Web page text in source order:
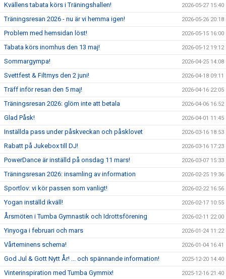
Kvällens tabata körs i Träningshallen! 2026-05-27 15:40
Träningsresan 2026 - nu är vi hemma igen! 2026-05-26 20:18
Problem med hemsidan löst! 2026-05-15 16:00
Tabata körs inomhus den 13 maj! 2026-05-12 19:12
Sommargympa! 2026-04-25 14:08
Svettfest & Filtmys den 2 juni! 2026-04-18 09:11
Träff inför resan den 5 maj! 2026-04-16 22:05
Träningsresan 2026: glöm inte att betala 2026-04-06 16:52
Glad Påsk! 2026-04-01 11:45
Inställda pass under påskveckan och påsklovet 2026-03-16 18:53
Rabatt på Jukebox till DJ! 2026-03-16 17:23
PowerDance är inställd på onsdag 11 mars! 2026-03-07 15:33
Träningsresan 2026: insamling av information 2026-02-25 19:36
Sportlov: vi kör passen som vanligt! 2026-02-22 16:56
Yogan inställd ikväll! 2026-02-17 10:55
Årsmöten i Tumba Gymnastik och Idrottsförening 2026-02-11 22:00
Yinyoga i februari och mars 2026-01-24 11:22
Vårteminens schema! 2026-01-04 16:41
God Jul & Gott Nytt År! ... och spännande information! 2025-12-20 14:40
Vinterinspiration med Tumba Gymmix! 2025-12-16 21:40